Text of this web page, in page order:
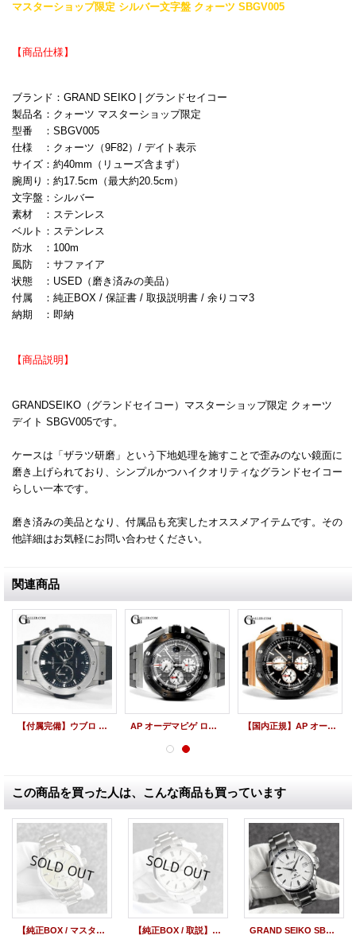
マスターショップ限定 シルバー文字盤 クォーツ SBGV005
【商品仕様】
ブランド：GRAND SEIKO | グランドセイコー
製品名：クォーツ マスターショップ限定
型番 ：SBGV005
仕様 ：クォーツ（9F82）/ デイト表示
サイズ：約40mm（リューズ含まず）
腕周り：約17.5cm（最大約20.5cm）
文字盤：シルバー
素材 ：ステンレス
ベルト：ステンレス
防水 ：100m
風防 ：サファイア
状態 ：USED（磨き済みの美品）
付属 ：純正BOX / 保証書 / 取扱説明書 / 余りコマ3
納期 ：即納
【商品説明】
GRANDSEIKO（グランドセイコー）マスターショップ限定 クォーツ
デイト SBGV005です。
ケースは「ザラツ研磨」という下地処理を施すことで歪みのない鏡面に
磨き上げられており、シンプルかつハイクオリティなグランドセイコー
らしい一本です。
磨き済みの美品となり、付属品も充実したオススメアイテムです。その
他詳細はお気軽にお問い合わせください。
関連商品
【付属完備】ウブロ クラシックフュージョン クロノグラフ ラバー ブラック 541.NX.1171.RX 42mm 極美品 / 22820 AP オーデマピゲ ロイヤル オーク オフショア クロノグラフ 44mm 26400IO.OO.A004CA.01 【国内正規】AP オーデマピゲ ロイヤル オーク オフショア クロノグラフ 44mm PG 26401RO.OO.A002CA.01
この商品を買った人は、こんな商品も買っています
【純正BOX / マスターショップ限定】GRAND SEIKO グランドセイコー スプリングドライブ パワーリザーブ SBGA083 シルバー / 231215 【純正BOX / 取説】GRAND SEIKO グランドセイコー ヘリテージコレクション スプリングドライブ パワーリザーブ デイト SBGA225 白盤 /23320 GRAND SEIKO SBGX053 Quartz Date White Guilloche Dial 9F62-0AA1